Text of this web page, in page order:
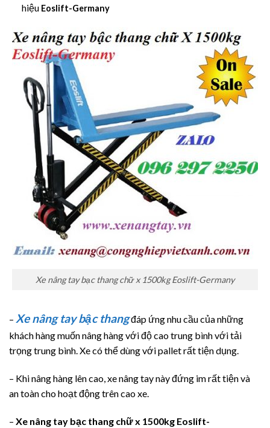
hiệu Eoslift-Germany
Xe nâng tay bạc thang chữ x 1500kg Eoslift-Germany
– Xe nâng tay bậc thangđáp ứng nhu cầu của những
khách hàng muốn nâng hàng với độ cao trung bình với tải
trọng trung bình. Xe có thể dùng với pallet rất tiện dụng.
– Khi nâng hàng lên cao, xe nâng tay này đứng im rất tiện và
an toàn cho hoạt động trên cao xe.
– Xe nâng tay bạc thang chữ x 1500kg Eoslift-